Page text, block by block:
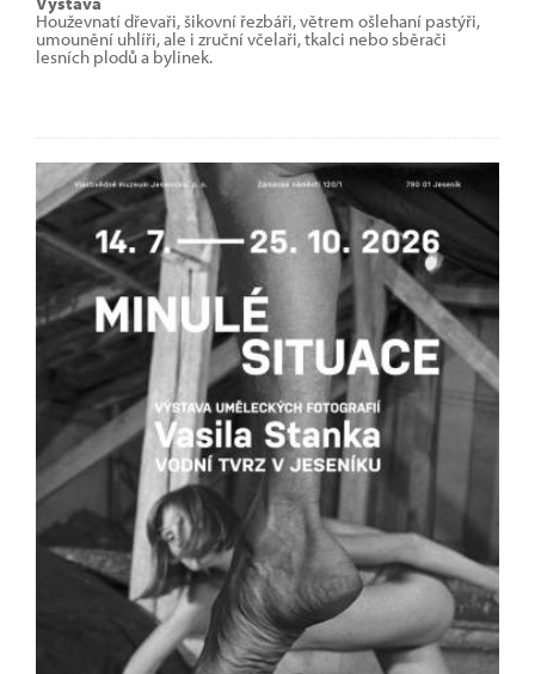
Houževnatí dřevaři, šikovní řezbáři, větrem ošlehaní pastýři,
umounění uhlíři, ale i zruční včelaři, tkalci nebo sběrači
lesních plodů a bylinek.